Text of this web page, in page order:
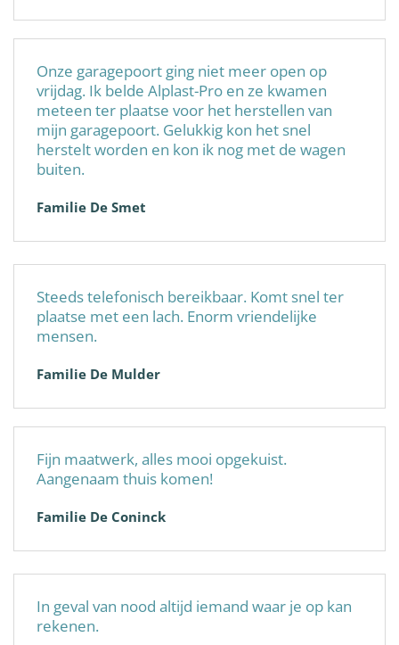
Onze garagepoort ging niet meer open op
vrijdag. Ik belde Alplast-Pro en ze kwamen
meteen ter plaatse voor het herstellen van
mijn garagepoort. Gelukkig kon het snel
herstelt worden en kon ik nog met de wagen
buiten.
Familie De Smet
Steeds telefonisch bereikbaar. Komt snel ter
plaatse met een lach. Enorm vriendelijke
mensen.
Familie De Mulder
Fijn maatwerk, alles mooi opgekuist.
Aangenaam thuis komen!
Familie De Coninck
In geval van nood altijd iemand waar je op kan
rekenen.